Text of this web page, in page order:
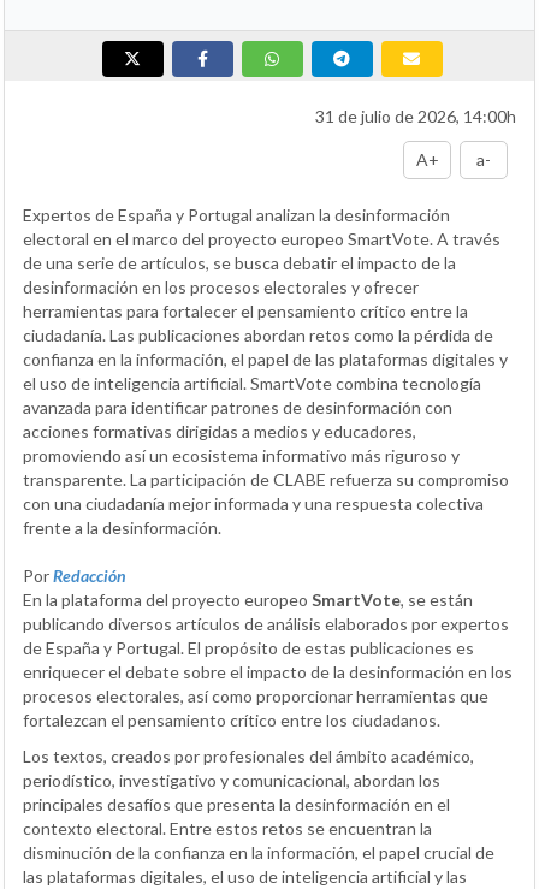
31 de julio de 2026, 14:00h
A+ a-
Expertos de España y Portugal analizan la desinformación
electoral en el marco del proyecto europeo SmartVote. A través
de una serie de artículos, se busca debatir el impacto de la
desinformación en los procesos electorales y ofrecer
herramientas para fortalecer el pensamiento crítico entre la
ciudadanía. Las publicaciones abordan retos como la pérdida de
confianza en la información, el papel de las plataformas digitales y
el uso de inteligencia artificial. SmartVote combina tecnología
avanzada para identificar patrones de desinformación con
acciones formativas dirigidas a medios y educadores,
promoviendo así un ecosistema informativo más riguroso y
transparente. La participación de CLABE refuerza su compromiso
con una ciudadanía mejor informada y una respuesta colectiva
frente a la desinformación.
PorRedacción
En la plataforma del proyecto europeo SmartVote, se están
publicando diversos artículos de análisis elaborados por expertos
de España y Portugal. El propósito de estas publicaciones es
enriquecer el debate sobre el impacto de la desinformación en los
procesos electorales, así como proporcionar herramientas que
fortalezcan el pensamiento crítico entre los ciudadanos.
Los textos, creados por profesionales del ámbito académico,
periodístico, investigativo y comunicacional, abordan los
principales desafíos que presenta la desinformación en el
contexto electoral. Entre estos retos se encuentran la
disminución de la confianza en la información, el papel crucial de
las plataformas digitales, el uso de inteligencia artificial y las